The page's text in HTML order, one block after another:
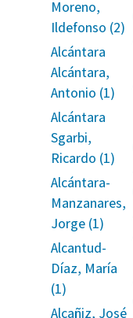
Moreno,
Ildefonso (2)
Alcántara
Alcántara,
Antonio (1)
Alcántara
Sgarbi,
Ricardo (1)
Alcántara-
Manzanares,
Jorge (1)
Alcantud-
Díaz, María
(1)
Alcañiz, José